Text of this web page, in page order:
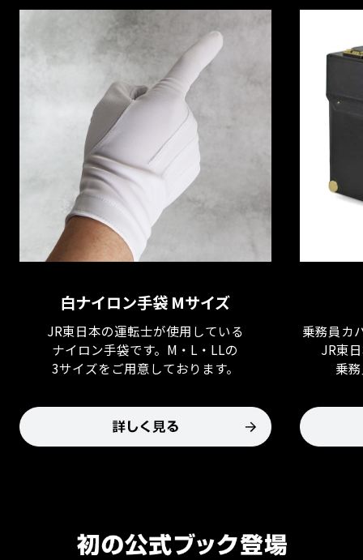
白ナイロン手袋 Mサイズ
JR東日本の運転士が使用している
ナイロン手袋です。M・L・LLの
3サイズをご用意しております。
乗務員カ
JR東
乗